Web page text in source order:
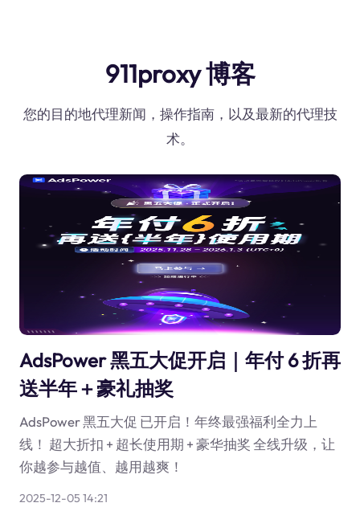
911proxy 博客
您的目的地代理新闻，操作指南，以及最新的代理技
术。
AdsPower 黑五大促开启｜年付 6 折再
送半年＋豪礼抽奖
AdsPower 黑五大促 已开启！年终最强福利全力上
线！ 超大折扣 + 超长使用期 + 豪华抽奖 全线升级，让
你越参与越值、越用越爽！
2025-12-05 14:21